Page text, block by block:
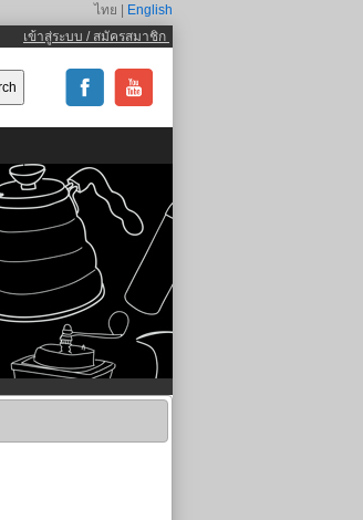
ไทย |
English
เข้าสู่ระบบ / สมัครสมาชิก